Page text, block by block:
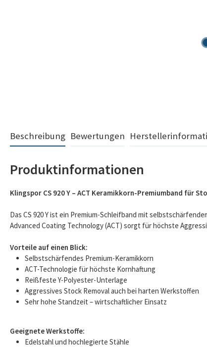
Beschreibung Bewertungen
Produktinformationen
Klingspor CS 920 Y – ACT Keramikkorn-Premiumband für
Das CS 920 Y ist ein Premium-Schleifband mit
Advanced Coating Technology (ACT) sorgt für höchste
Vorteile auf einen Blick:
Selbstschärfendes Premium-Keramikkorn
ACT-Technologie für höchste Kornhaftung
Reißfeste Y-Polyester-Unterlage
Aggressives Stock Removal auch bei harten Werkstoffen
Sehr hohe Standzeit – wirtschaftlicher Einsatz
Geeignete Werkstoffe:
Edelstahl und hochlegierte Stähle